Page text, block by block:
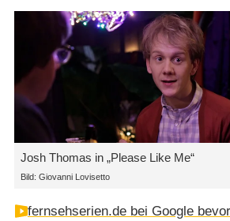
Josh Thomas in „Please Like Me“
Bild: Giovanni Lovisetto
fernsehserien.de bei Google